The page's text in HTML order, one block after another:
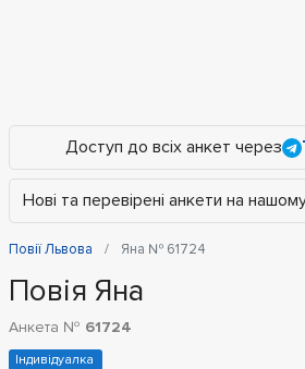
Доступ до всіх анкет через
Нові та перевірені анкети на
Повії Львова Яна № 61724
Повія Яна
Анкета № 61724
Індивідуалка